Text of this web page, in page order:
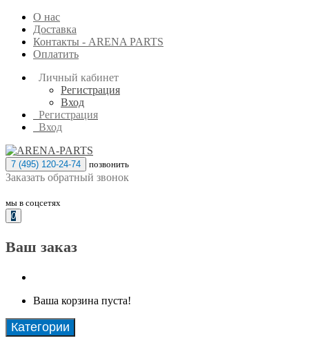
О нас
Доставка
Контакты - ARENA PARTS
Оплатить
Личный кабинет
Регистрация
Вход
Регистрация
Вход
7 (495) 120-24-74 позвонить
Заказать обратный звонок
мы в соцсетях
0
Ваш заказ
Ваша корзина пуста!
Категории